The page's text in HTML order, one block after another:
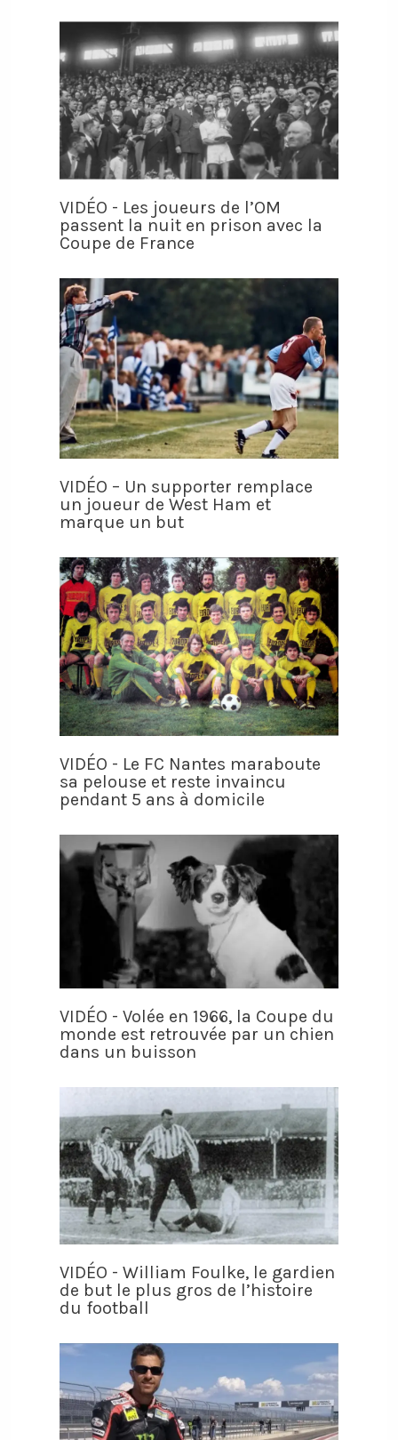
VIDÉO - Les joueurs de l’OM
passent la nuit en prison avec la
Coupe de France
VIDÉO – Un supporter remplace
un joueur de West Ham et
marque un but
VIDÉO - Le FC Nantes maraboute
sa pelouse et reste invaincu
pendant 5 ans à domicile
VIDÉO - Volée en 1966, la Coupe du
monde est retrouvée par un chien
dans un buisson
VIDÉO - William Foulke, le gardien
de but le plus gros de l’histoire
du football